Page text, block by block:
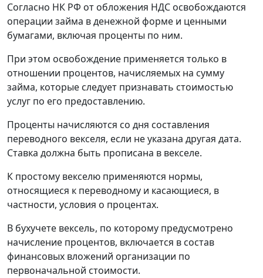
Согласно НК РФ от обложения НДС освобождаются
операции займа в денежной форме и ценными
бумагами, включая проценты по ним.
При этом освобождение применяется только в
отношении процентов, начисляемых на сумму
займа, которые следует признавать стоимостью
услуг по его предоставлению.
Проценты начисляются со дня составления
переводного векселя, если не указана другая дата.
Ставка должна быть прописана в векселе.
К простому векселю применяются нормы,
относящиеся к переводному и касающиеся, в
частности, условия о процентах.
В бухучете вексель, по которому предусмотрено
начисление процентов, включается в состав
финансовых вложений организации по
первоначальной стоимости.